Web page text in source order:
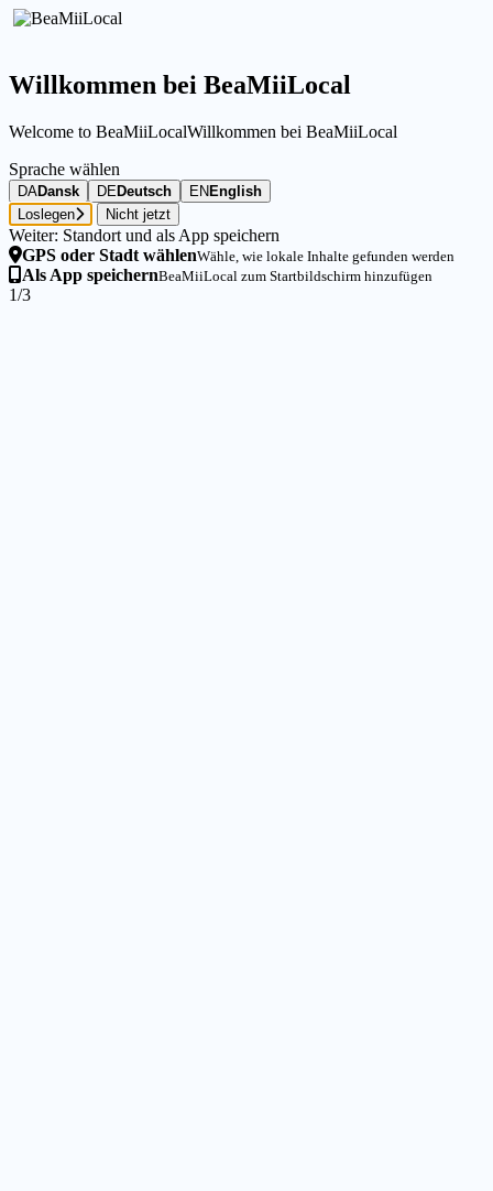
Willkommen bei BeaMiiLocal
Welcome to BeaMiiLocalWillkommen bei BeaMiiLocal
Sprache wählen
DADansk DE Deutsch EN English
Loslegen
Nicht jetzt
Weiter: Standort und als App speichern
GPS oder Stadt wählenWähle, wie lokale Inhalte gefunden werden
Als App speichernBeaMiiLocal zum Startbildschirm hinzufügen
1/3